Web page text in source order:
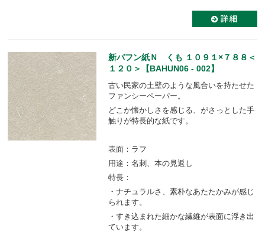
新バフン紙Ｎ くも １０９１×７８８＜
１２０＞【BAHUN06 - 002】
古い民家の土壁のような風合いを持たせた
ファンシーペーパー。
どこか懐かしさを感じる、がさっとした手
触りが特長的な紙です。
表面：ラフ
用途：名刺、本の見返し
特長：
・ナチュラルさ、素朴なあたたかみが感じ
られます。
・すき込まれた細かな繊維が表面に浮き出
ています。